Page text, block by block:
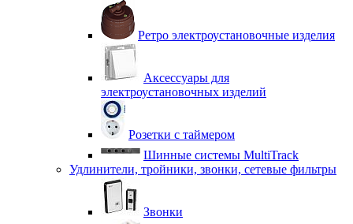
Ретро электроустановочные изделия
Аксессуары для
электроустановочных изделий
Розетки с таймером
Шинные системы MultiTrack
Удлинители, тройники, звонки, сетевые фильтры
Звонки